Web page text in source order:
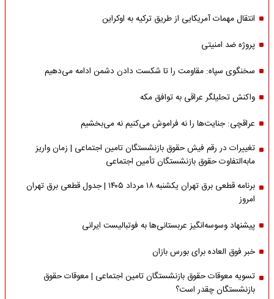
انتقال مهمات آمریکایی از طریق ترکیه به اوکراین
پروژه ضد امنیتی
سخنگوی سپاه: مقاومت را تا شکست دادن دشمن ادامه می‌دهیم
واکنش تحلیلگر عراقی به توافق مکه
عراقچی: جنایت‌ها را نه فراموش می‌کنیم نه می‌بخشیم
تغییرات در رقم فیش حقوق بازنشستگان تامین اجتماعی | زمان واریز
مابه‌التفاوت حقوق بازنشستگان تأمین اجتماعی
برنامه قطعی برق تهران یکشنبه ۱۸ مرداد ۱۴۰۵ | جدول قطعی برق تهران
امروز
پیشنهاد وسوسه‌انگیز عربستانی‌ها به فوتبالیست ایرانی
خبر فوق العاده برای بورس بازان
تسویه معوقات حقوق بازنشستگان تامین اجتماعی | معوقات حقوق
بازنشستگان چقدر است؟